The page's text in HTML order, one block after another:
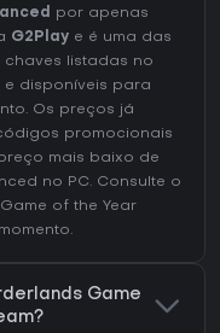
por apenas
G2Play e é uma das
listadas no
e disponíveis para
Os preços já
promocionais
mais baixo de
no PC. Consulte o
of the Year
Game